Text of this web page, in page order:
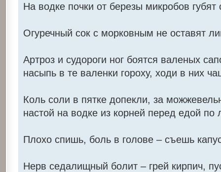
На водке почки от березы микробов
Огуречный сок с морковным не оставят
Артроз и судороги ног боятся валеных
насыпь в те валенки гороху, ходи в них
Коль соли в пятке допекли, за
настой на водке из корней перед едой по
Плохо спишь, боль в голове – съешь
Нерв седалищный болит – грей кирпич,